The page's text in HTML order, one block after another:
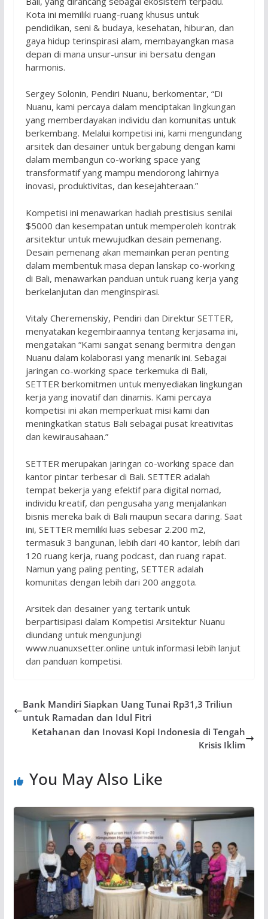
Kota ini memiliki ruang-ruang khusus untuk
pendidikan, seni & budaya, kesehatan, hiburan, dan
gaya hidup terinspirasi alam, membayangkan masa
depan di mana unsur-unsur ini bersatu dengan
harmonis.
Sergey Solonin, Pendiri Nuanu, berkomentar, “Di
Nuanu, kami percaya dalam menciptakan lingkungan
yang memberdayakan individu dan komunitas untuk
berkembang. Melalui kompetisi ini, kami mengundang
arsitek dan desainer untuk bergabung dengan kami
dalam membangun co-working space yang
transformatif yang mampu mendorong lahirnya
inovasi, produktivitas, dan kesejahteraan.”
Kompetisi ini menawarkan hadiah prestisius senilai
$5000 dan kesempatan untuk memperoleh kontrak
arsitektur untuk mewujudkan desain pemenang.
Desain pemenang akan memainkan peran penting
dalam membentuk masa depan lanskap co-working
di Bali, menawarkan panduan untuk ruang kerja yang
berkelanjutan dan menginspirasi.
Vitaly Cheremenskiy, Pendiri dan Direktur SETTER,
menyatakan kegembiraannya tentang kerjasama ini,
mengatakan “Kami sangat senang bermitra dengan
Nuanu dalam kolaborasi yang menarik ini. Sebagai
jaringan co-working space terkemuka di Bali,
SETTER berkomitmen untuk menyediakan lingkungan
kerja yang inovatif dan dinamis. Kami percaya
kompetisi ini akan memperkuat misi kami dan
meningkatkan status Bali sebagai pusat kreativitas
dan kewirausahaan.”
SETTER merupakan jaringan co-working space dan
kantor pintar terbesar di Bali. SETTER adalah
tempat bekerja yang efektif para digital nomad,
individu kreatif, dan pengusaha yang menjalankan
bisnis mereka baik di Bali maupun secara daring. Saat
ini, SETTER memiliki luas sebesar 2.200 m2,
termasuk 3 bangunan, lebih dari 40 kantor, lebih dari
120 ruang kerja, ruang podcast, dan ruang rapat.
Namun yang paling penting, SETTER adalah
komunitas dengan lebih dari 200 anggota.
Arsitek dan desainer yang tertarik untuk
berpartisipasi dalam Kompetisi Arsitektur Nuanu
diundang untuk mengunjungi
www.nuanuxsetter.online untuk informasi lebih lanjut
dan panduan kompetisi.
Bank Mandiri Siapkan Uang Tunai Rp31,3 Triliun
untuk Ramadan dan Idul Fitri
Ketahanan dan Inovasi Kopi Indonesia di Tengah
Krisis Iklim
You May Also Like